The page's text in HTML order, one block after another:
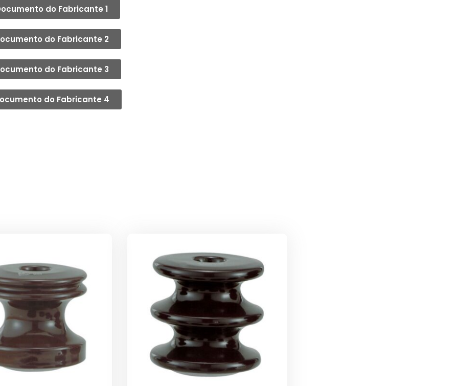
do Fabricante 1
do Fabricante 2
do Fabricante 3
do Fabricante 4